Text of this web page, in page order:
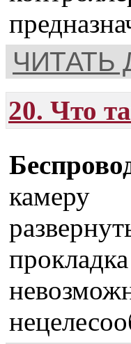
ЧИТАТЬ
20. Что